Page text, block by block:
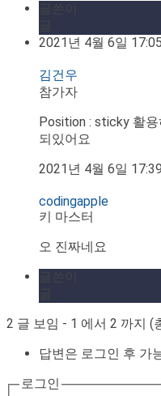
2021년 4월 6일 17:05
김건우
참가자
Position : sticky 활
되있어요
2021년 4월 6일 17:39
codingapple
키 마스터
오 진짜네요
2 글 보임 - 1 에서 2 까지 (
답변은 로그인 후 가
로그인